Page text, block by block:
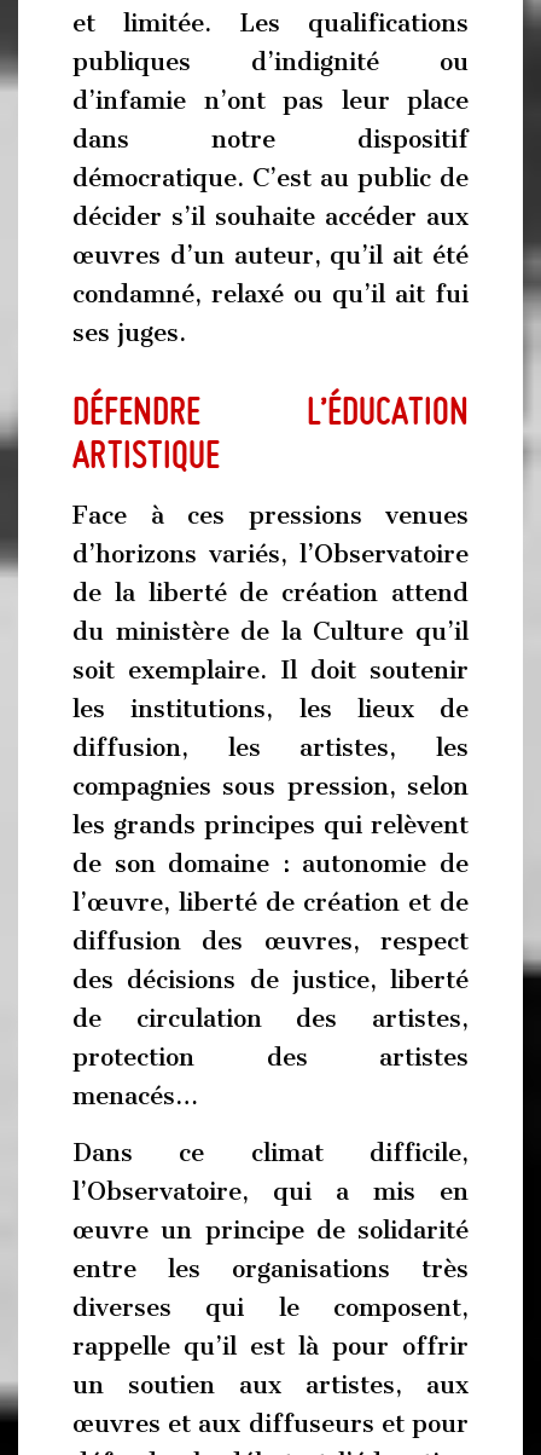
et limitée. Les qualifications
publiques d’indignité ou
d’infamie n’ont pas leur place
dans notre dispositif
démocratique. C’est au public de
décider s’il souhaite accéder aux
œuvres d’un auteur, qu’il ait été
condamné, relaxé ou qu’il ait fui
ses juges.
Défendre l’éducation
artistique
Face à ces pressions venues
d’horizons variés, l’Observatoire
de la liberté de création attend
du ministère de la Culture qu’il
soit exemplaire. Il doit soutenir
les institutions, les lieux de
diffusion, les artistes, les
compagnies sous pression, selon
les grands principes qui relèvent
de son domaine : autonomie de
l’œuvre, liberté de création et de
diffusion des œuvres, respect
des décisions de justice, liberté
de circulation des artistes,
protection des artistes
menacés…
Dans ce climat difficile,
l’Observatoire, qui a mis en
œuvre un principe de solidarité
entre les organisations très
diverses qui le composent,
rappelle qu’il est là pour offrir
un soutien aux artistes, aux
œuvres et aux diffuseurs et pour